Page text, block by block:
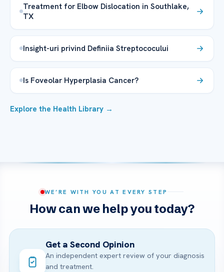
Treatment for Elbow Dislocation in Southlake,
TX
Insight-uri privind Definiia Streptococului
Is Foveolar Hyperplasia Cancer?
Explore the Health Library →
WE’RE WITH YOU AT EVERY STEP
How can we help you today?
Get a Second Opinion
An independent expert review of your diagnosis
and treatment.